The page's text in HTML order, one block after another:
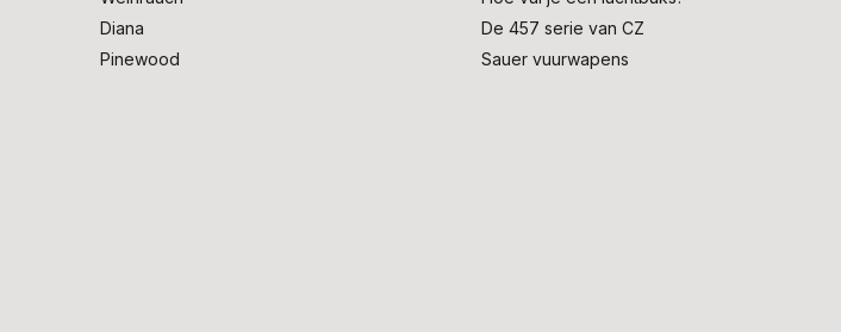
Diana
Pinewood
De 457 serie van CZ
Sauer vuurwapens